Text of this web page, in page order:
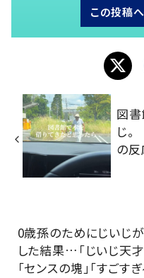
この投稿
図
じ
の反
0歳孫のためにじいじ
した結果…「じいじ天
「センスの塊」「すごすぎ